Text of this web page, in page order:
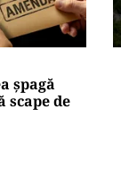
șpagă
de